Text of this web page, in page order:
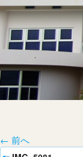
← 前へ